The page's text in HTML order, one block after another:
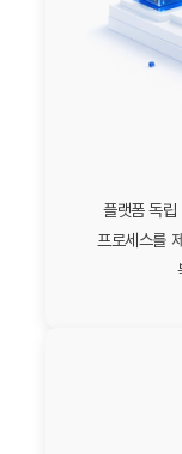
플랫폼 독
프로세스를